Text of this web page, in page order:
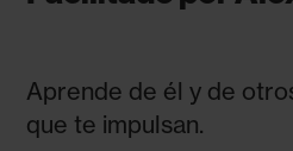
Aprende de él y de
que te impulsan.